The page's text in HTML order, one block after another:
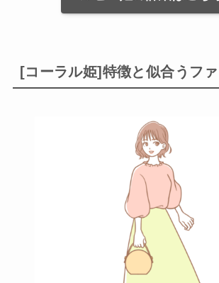
[コーラル姫]特徴と似合うフ